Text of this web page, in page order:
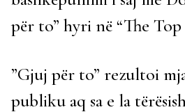
për to” hyri në “The Top
”Gjuj për to” rezultoi
publiku aq sa e la